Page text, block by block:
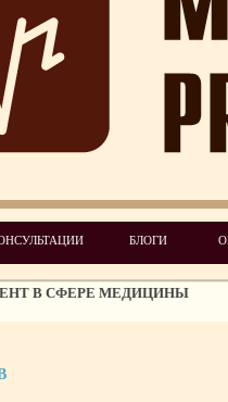
БЛОГИ
В СФЕРЕ МЕДИЦИНЫ
ПАЦИЕНТА В УКРАИНЕ
КАК
СУДОПРОИЗВОДСТВЕ